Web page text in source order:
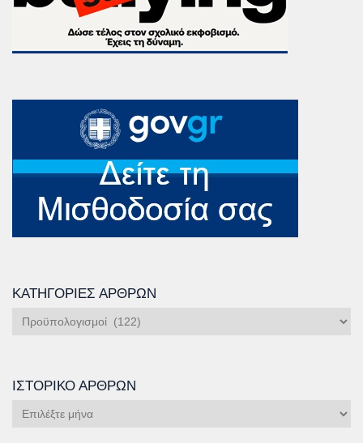
ΚΑΤΗΓΟΡΊΕΣ ΆΡΘΡΩΝ
Κατηγορίες
ΙΣΤΟΡΙΚΌ ΆΡΘΡΩΝ
Ιστορικό